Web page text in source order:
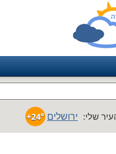
שלי: ירושלים +24°